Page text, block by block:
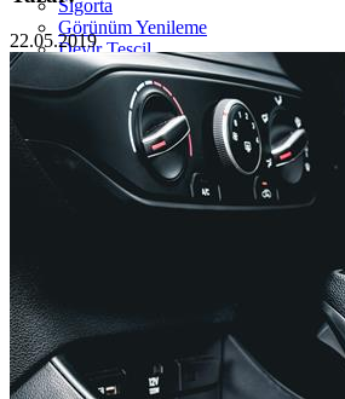
Sigorta
Görünüm Yenileme
Devir Tescil
Otoshops Mobil
HAKKIMIZDA
Biz Kimiz
Sıkça Sorulan Sorular
İletişim
Basın Odası
YETKİLİ SATICILAR
22.05.2019